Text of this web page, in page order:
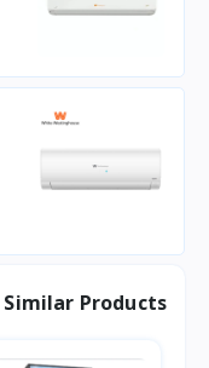
Similar Products